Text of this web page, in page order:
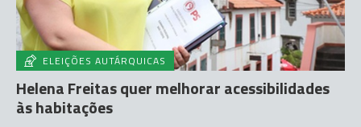
ELEIÇÕES AUTÁRQUICAS
Helena Freitas quer melhorar acessibilidades
às habitações